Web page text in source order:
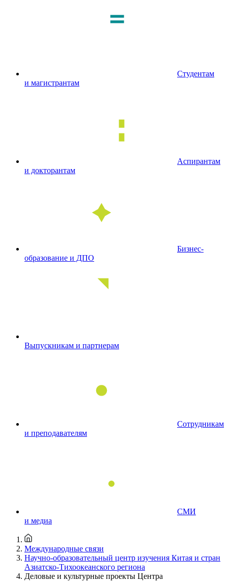
Студентам
и магистрантам
Аспирантам
и докторантам
Бизнес-
образование и ДПО
Выпускникам и партнерам
Сотрудникам
и преподавателям
СМИ
и медиа
Международные связи
Научно-образовательный центр изучения Китая и стран
Азиатско-Тихоокеанского региона
Деловые и культурные проекты Центра